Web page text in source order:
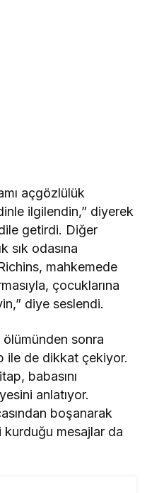
açgözlülük
ilgilendin,” diyerek
getirdi. Diğer
sık odasına
mahkemede
çocuklarına
diye seslendi.
ölümünden sonra
ile de dikkat çekiyor.
babasını
anlatıyor.
boşanarak
mesajlar da